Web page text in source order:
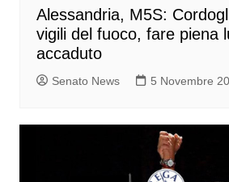
Alessandria, M5S:
vigili del fuoco, fare piena
accaduto
Senato News 5 Novembre